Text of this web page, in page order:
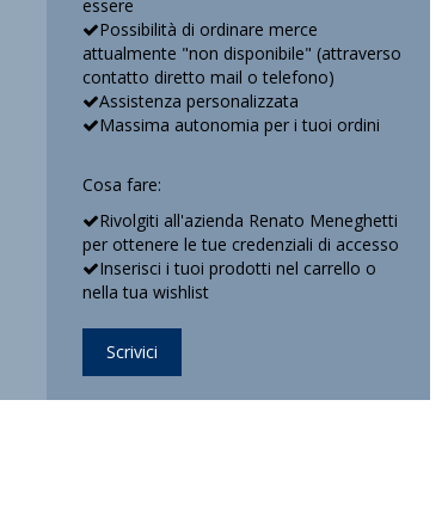
essere
Possibilità di ordinare merce
attualmente "non disponibile" (attraverso
contatto diretto mail o telefono)
Assistenza personalizzata
Massima autonomia per i tuoi ordini
Cosa fare:
Rivolgiti all'azienda Renato Meneghetti
per ottenere le tue credenziali di accesso
Inserisci i tuoi prodotti nel carrello o
nella tua wishlist
Scrivici